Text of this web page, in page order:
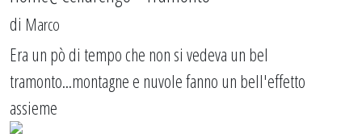
di Marco
Era un pò di tempo che non si vedeva un bel
tramonto...montagne e nuvole fanno un bell'effetto
assieme